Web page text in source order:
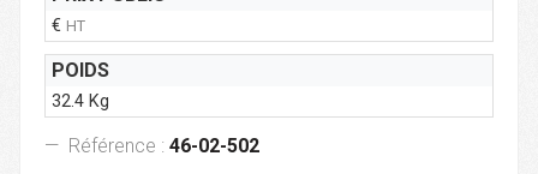
€ HT
POIDS
32.4 Kg
Référence : 46-02-502